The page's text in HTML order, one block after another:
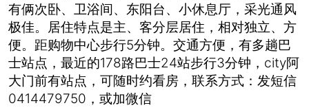
有俩次卧、卫浴间、东阳台、小休息厅，采光通风
极佳。居住特点是主、客分层居住，相对独立、方
便。距购物中心步行5分钟。交通方便，有多趟巴
士站点，最近的178路巴士24站步行3分钟，city阿
大门前有站点，可随时约看房，联系方式：发短信
0414479750，或加微信